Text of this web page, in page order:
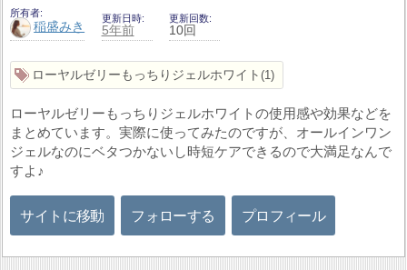
所有者
稲盛みき
更新日時
5年前
更新回数
10回
ローヤルゼリーもっちりジェルホワイト 1
ローヤルゼリーもっちりジェルホワイトの使用感や効果などを
まとめています。実際に使ってみたのですが、オールインワン
ジェルなのにベタつかないし時短ケアできるので大満足なんで
すよ♪
サイトに移動 フォローする プロフィール